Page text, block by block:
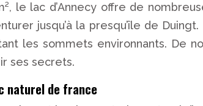
le lac d’Annecy offre de
jusqu’à la presqu’île de
les sommets environnants. De
ses secrets.
naturel de france